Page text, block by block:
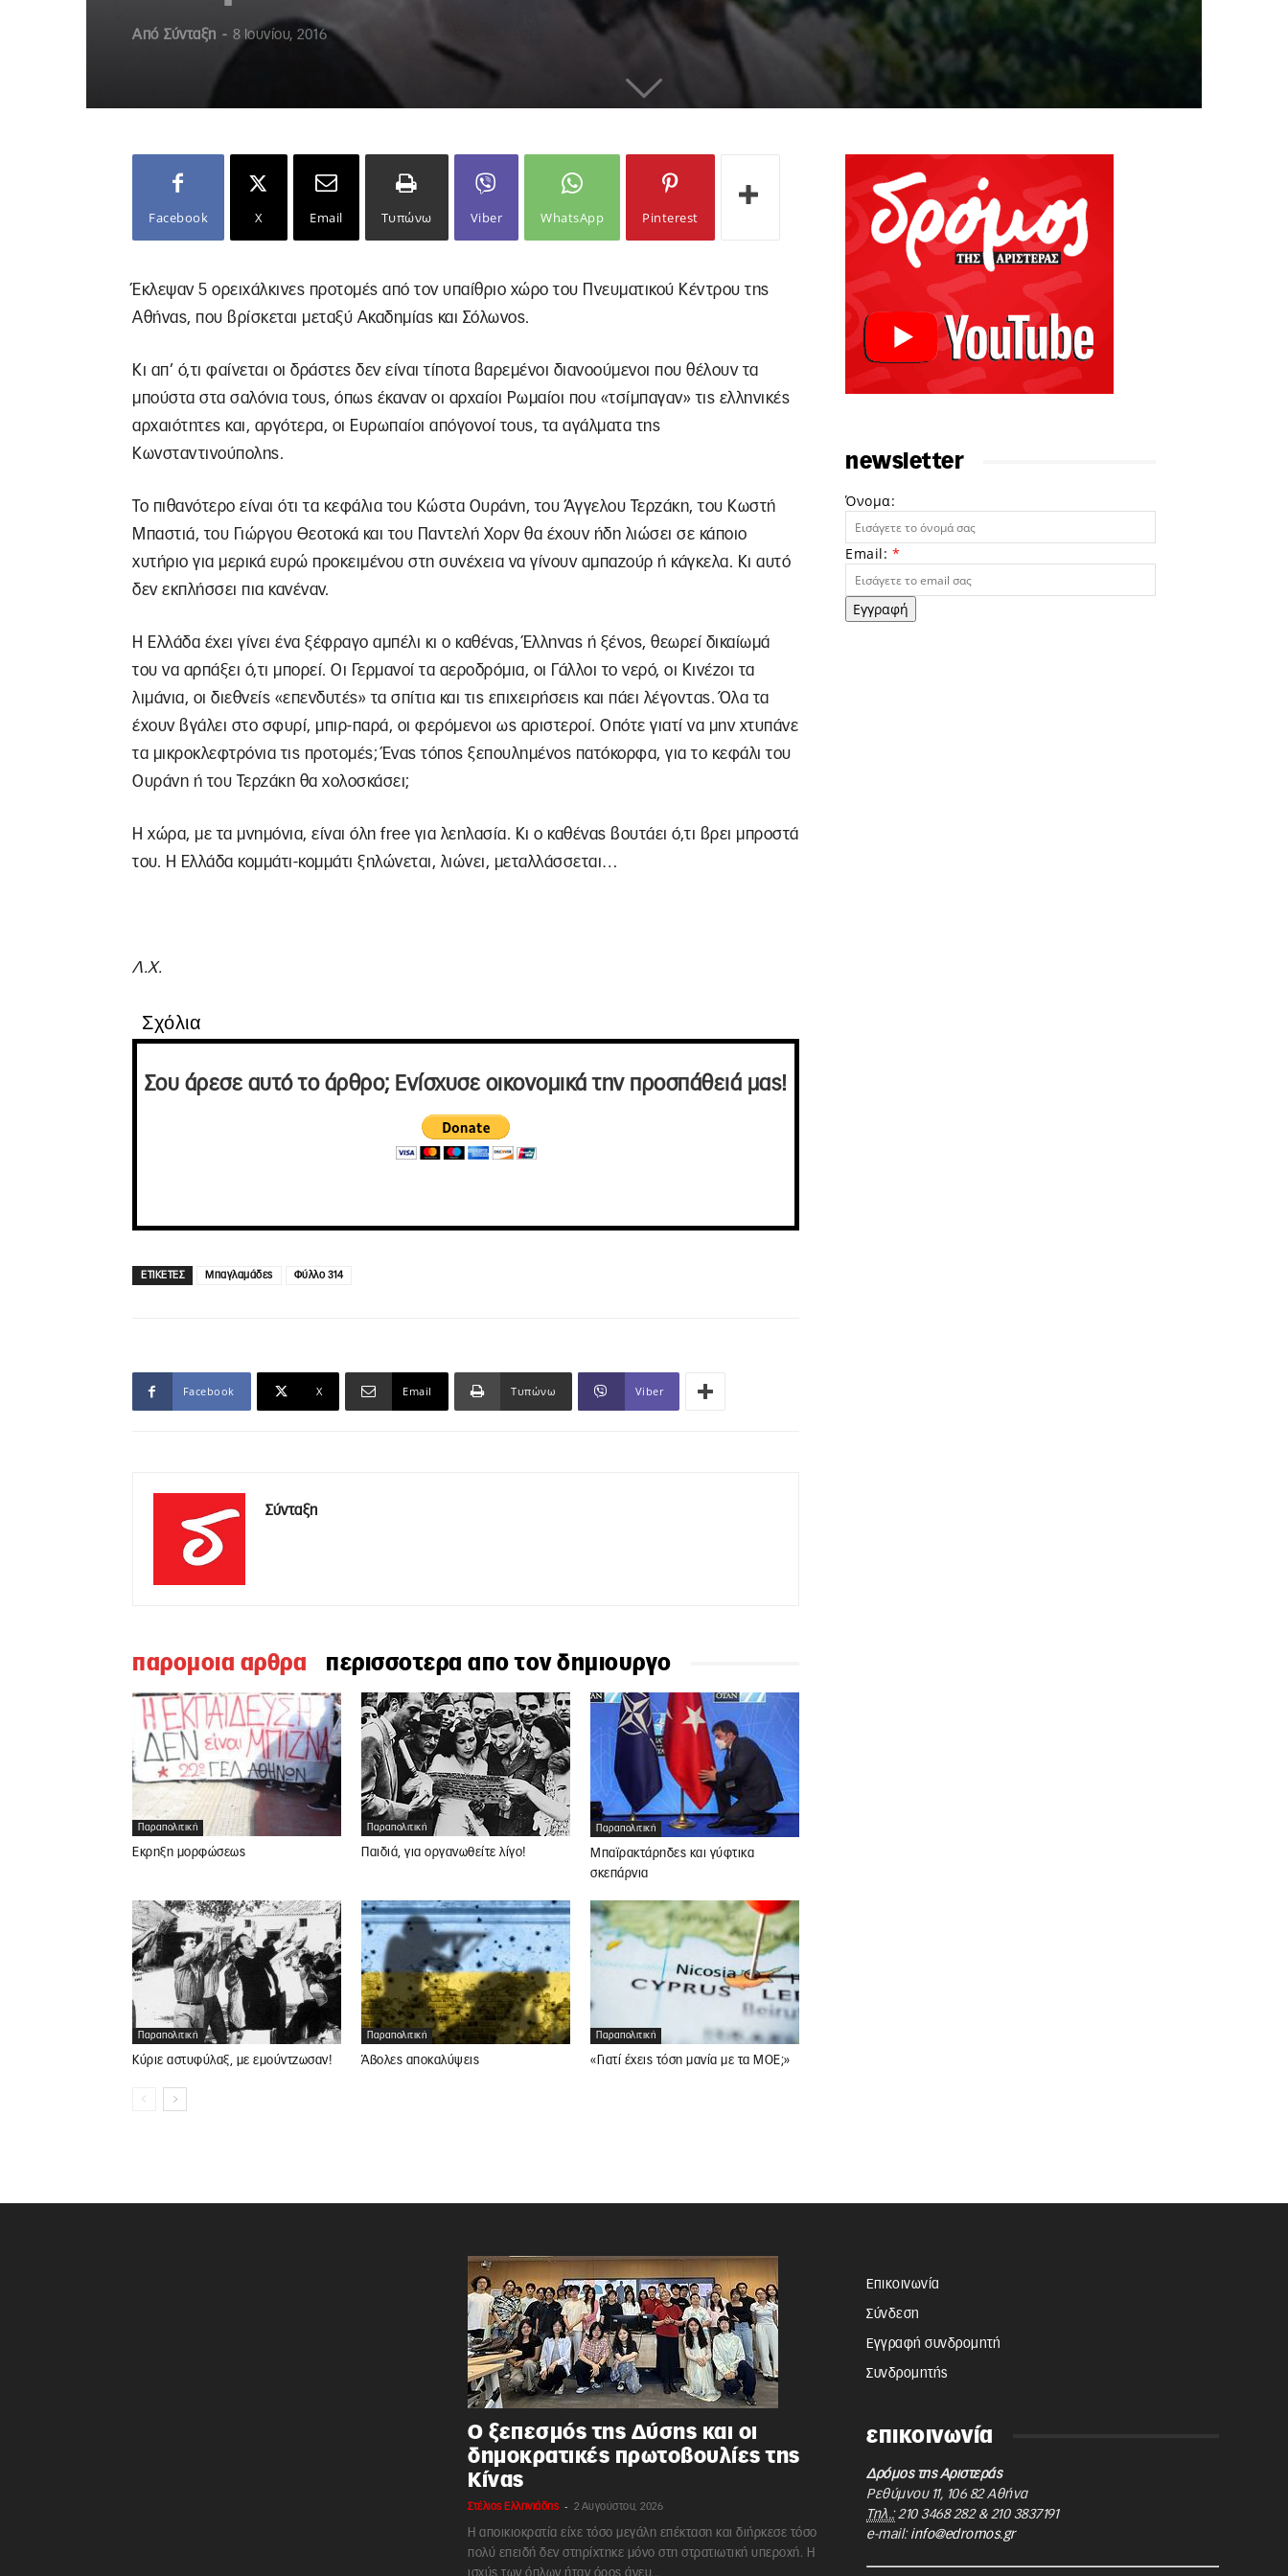
Από Σύνταξη - 8 Ιουνίου, 2016
Facebook X Email Τυπώνω Viber WhatsApp Pinterest
Έκλεψαν 5 ορειχάλκινες προτομές από τον υπαίθριο χώρο του Πνευματικού Κέντρου της
Αθήνας, που βρίσκεται μεταξύ Ακαδημίας και Σόλωνος.
Κι απ’ ό,τι φαίνεται οι δράστες δεν είναι τίποτα βαρεμένοι διανοούμενοι που θέλουν τα
μπούστα στα σαλόνια τους, όπως έκαναν οι αρχαίοι Ρωμαίοι που «τσίμπαγαν» τις ελληνικές
αρχαιότητες και, αργότερα, οι Ευρωπαίοι απόγονοί τους, τα αγάλματα της
Κωνσταντινούπολης.
Το πιθανότερο είναι ότι τα κεφάλια του Κώστα Ουράνη, του Άγγελου Τερζάκη, του Κωστή
Μπαστιά, του Γιώργου Θεοτοκά και του Παντελή Χορν θα έχουν ήδη λιώσει σε κάποιο
χυτήριο για μερικά ευρώ προκειμένου στη συνέχεια να γίνουν αμπαζούρ ή κάγκελα. Κι αυτό
δεν εκπλήσσει πια κανέναν.
Η Ελλάδα έχει γίνει ένα ξέφραγο αμπέλι κι ο καθένας, Έλληνας ή ξένος, θεωρεί δικαίωμά
του να αρπάξει ό,τι μπορεί. Οι Γερμανοί τα αεροδρόμια, οι Γάλλοι το νερό, οι Κινέζοι τα
λιμάνια, οι διεθνείς «επενδυτές» τα σπίτια και τις επιχειρήσεις και πάει λέγοντας. Όλα τα
έχουν βγάλει στο σφυρί, μπιρ-παρά, οι φερόμενοι ως αριστεροί. Οπότε γιατί να μην χτυπάνε
τα μικροκλεφτρόνια τις προτομές; Ένας τόπος ξεπουλημένος πατόκορφα, για το κεφάλι του
Ουράνη ή του Τερζάκη θα χολοσκάσει;
Η χώρα, με τα μνημόνια, είναι όλη free για λεηλασία. Κι ο καθένας βουτάει ό,τι βρει μπροστά
του. Η Ελλάδα κομμάτι-κομμάτι ξηλώνεται, λιώνει, μεταλλάσσεται…
Λ.Χ.
Σχόλια
Σου άρεσε αυτό το άρθρο; Ενίσχυσε οικονομικά την προσπάθειά μας!
ΕΤΙΚΕΤΕΣ Μπαγλαμάδες Φύλλο 314
Facebook X Email Τυπώνω Viber
Σύνταξη
παρομοια αρθρα περισσοτερα απο τον δημιουργο
Παραπολιτική
Έκρηξη μορφώσεως
Παραπολιτική
Παιδιά, για οργανωθείτε λίγο!
Παραπολιτική
Μπαϊρακτάρηδες και γύφτικα
σκεπάρνια
Παραπολιτική
Κύριε αστυφύλαξ, με εμούντζωσαν!
Παραπολιτική
Άβολες αποκαλύψεις
Παραπολιτική
«Γιατί έχεις τόση μανία με τα ΜΟΕ;»
newsletter
Όνομα:
Email: *
Εγγραφή
Ο ξεπεσμός της Δύσης και οι
δημοκρατικές πρωτοβουλίες της
Κίνας
Στέλιος Ελληνιάδης - 2 Αυγούστου, 2026
Η αποικιοκρατία είχε τόσο μεγάλη επέκταση και διήρκεσε τόσο
πολύ επειδή δεν στηρίχτηκε μόνο στη στρατιωτική υπεροχή. Η
ισχύς των όπλων ήταν όρος άνευ...
Επικοινωνία
Σύνδεση
Εγγραφή συνδρομητή
Συνδρομητής
επικοινωνία
Δρόμος της Αριστεράς
Ρεθύμνου 11, 106 82 Αθήνα
Τηλ.: 210 3468 282& 210 3837191
e-mail: info@edromos.gr